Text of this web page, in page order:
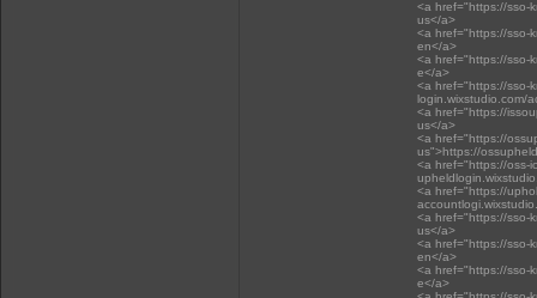
<a href="https://sso-
us</a>
<a href="https://sso-
en</a>
<a href="https://sso-
e</a>
<a href="https://sso-
login.wixstudio.com/
<a href="https://
us</a>
<a href="https://
us">https://
<a href="https://oss-
<a href="https://
<a href="https://sso-
us</a>
<a href="https://sso-
en</a>
<a href="https://sso-
e</a>